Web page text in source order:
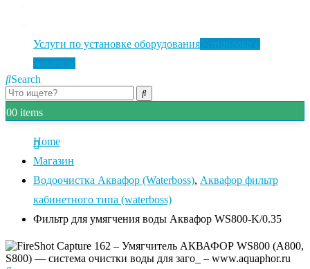
Услуги по установке оборудования
Search
00 items
Home
Магазин
Водоочистка Аквафор (Waterboss), Аквафор фильтр
кабинетного типа (waterboss)
Фильтр для умягчения воды Аквафор WS800-K/0.35